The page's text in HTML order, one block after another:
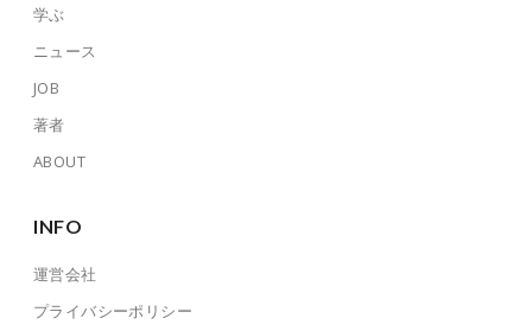
学ぶ
ニュース
JOB
著者
ABOUT
INFO
運営会社
プライバシーポリシー